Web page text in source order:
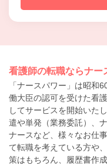
看護師の転職ならナー
「ナースパワー」は昭和
働大臣の認可を受けた看
してサービスを開始いた
遣や単発（業務委託）、
ナースなど、様々なお仕
て転職を考えている方や
策はもちろん、履歴書作